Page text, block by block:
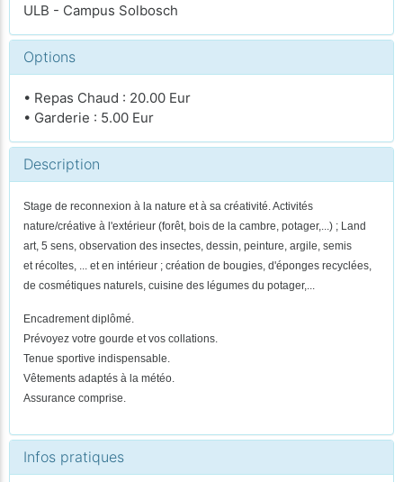
ULB - Campus Solbosch
Options
• Repas Chaud : 20.00 Eur
• Garderie : 5.00 Eur
Description
Stage de reconnexion à la nature et à sa créativité. Activités
nature/créative à l'extérieur (forêt, bois de la cambre, potager,...) ; Land
art, 5 sens, observation des insectes, dessin, peinture, argile, semis
et récoltes, ... et en intérieur ; création de bougies, d'éponges recyclées,
de cosmétiques naturels, cuisine des légumes du potager,...
Encadrement diplômé.
Prévoyez votre gourde et vos collations.
Tenue sportive indispensable.
Vêtements adaptés à la météo.
Assurance comprise.
Infos pratiques